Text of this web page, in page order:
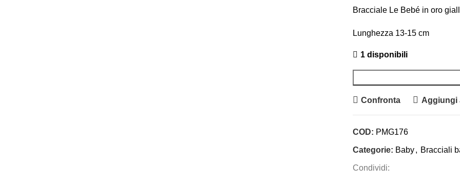
Bracciale Le Bebé in oro
Lunghezza 13-15 cm
1 disponibili
Confronta Aggiungi
COD: PMG176
Categorie: Baby, Bracciali
Condividi: